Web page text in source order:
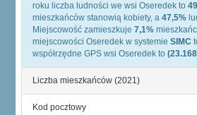
roku liczba ludności we wsi Oseredek to
mieszkańców stanowią kobiety, a 47,5%
Miejscowość zamieszkuje 7,1%
miejscowości Oseredek w systemie SIMC
współrzędne GPS wsi Oseredek to
Liczba mieszkańców (2021)
Kod pocztowy